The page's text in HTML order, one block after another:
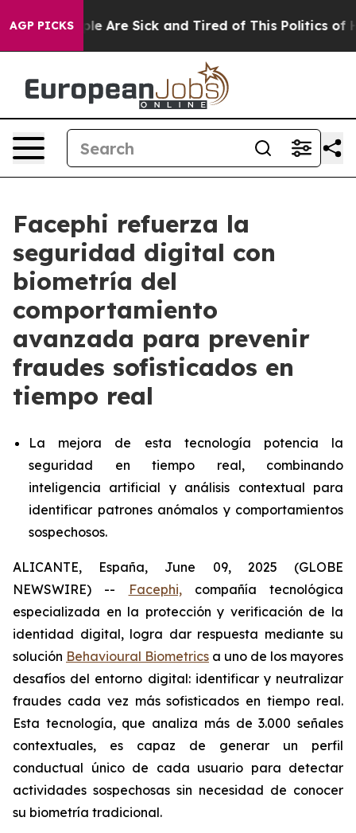
AGP PICKS
“People Are Sick and Tired of This Politics of
Facephi refuerza la
seguridad digital con
biometría del
comportamiento
avanzada para prevenir
fraudes sofisticados en
tiempo real
La mejora de esta tecnología potencia la
seguridad en tiempo real, combinando
inteligencia artificial y análisis contextual para
identificar patrones anómalos y comportamientos
sospechosos.
ALICANTE, España, June 09, 2025 (GLOBE
NEWSWIRE) --
Facephi, compañía tecnológica
especializada en la protección y verificación de la
identidad digital, logra dar respuesta mediante su
solución Behavioural Biometrics a uno de los mayores
desafíos del entorno digital: identificar y neutralizar
fraudes cada vez más sofisticados en tiempo real.
Esta tecnología, que analiza más de 3.000 señales
contextuales, es capaz de generar un perfil
conductual único de cada usuario para detectar
actividades sospechosas sin necesidad de conocer
su biometría tradicional.